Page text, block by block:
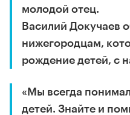
молодой отец.
Василий Докучаев
нижегородцам,
рождение детей, с
«Мы всегда
детей. Знайте и